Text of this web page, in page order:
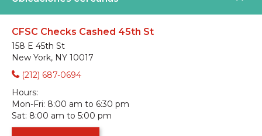
CFSC Checks Cashed 45th St
158 E 45th St
New York, NY 10017
(212) 687-0694
Hours:
Mon-Fri: 8:00 am to 6:30 pm
Sat: 8:00 am to 5:00 pm